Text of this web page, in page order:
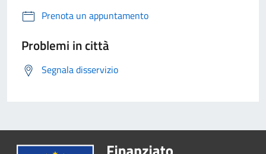
Prenota un appuntamento
Problemi in città
Segnala disservizio